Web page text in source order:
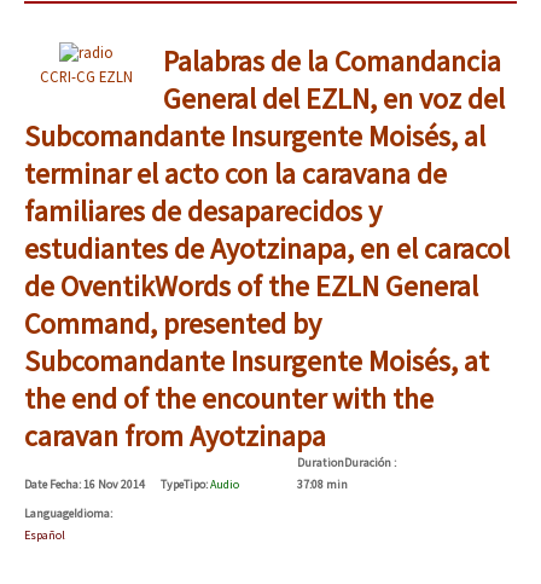
CCRI-CG EZLN
Palabras de la Comandancia
General del EZLN, en voz del
Subcomandante Insurgente Moisés, al
terminar el acto con la caravana de
familiares de desaparecidos y
estudiantes de Ayotzinapa, en el caracol
de OventikWords of the EZLN General
Command, presented by
Subcomandante Insurgente Moisés, at
the end of the encounter with the
caravan from Ayotzinapa
DateFecha: 16 Nov 2014 TypeTipo:Audio
DurationDuración :
37:08 min
LanguageIdioma:
Español